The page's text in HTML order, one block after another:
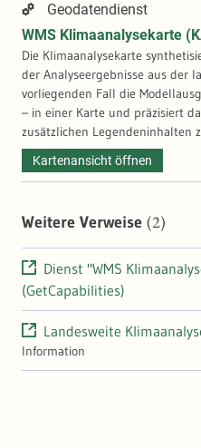
Geodatendienst
WMS Klimaanalysekarte
Die Klimaanalysekarte
der Analyseergebnisse aus der
vorliegenden Fall die
– in einer Karte und präzisiert
zusätzlichen Legendeninhalten
Überwärmung,
Kartenansicht öffnen
Weitere Verweise (2)
Dienst "WMS
(GetCapabilities)
Landesweite
Information